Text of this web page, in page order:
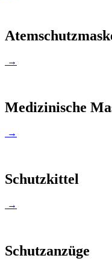
→
Medizinische
→
Schutzkittel
→
Schutzanzüge